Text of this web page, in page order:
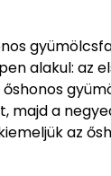
alakul: az
majd a
az